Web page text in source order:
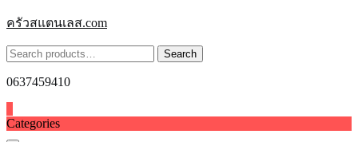
Skip
to
content
ครัวสแตนเลส.com
Search
for:
Search
0637459410
Categories